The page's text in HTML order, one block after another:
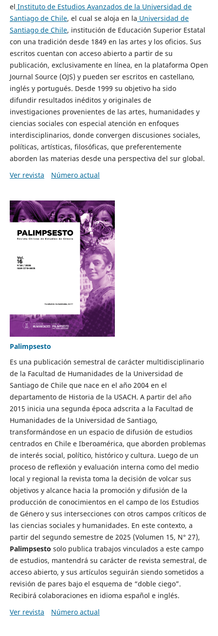
el Instituto de Estudios Avanzados de la Universidad de
Santiago de Chile, el cual se aloja en la Universidad de
Santiago de Chile, institución de Educación Superior Estatal
con una tradición desde 1849 en las artes y los oficios. Sus
escritos cuentan con acceso abierto a partir de su
publicación, exclusivamente en línea, en la plataforma Open
Journal Source (OJS) y pueden ser escritos en castellano,
inglés y portugués. Desde 1999 su objetivo ha sido
difundir resultados inéditos y originales de
investigaciones provenientes de las artes, humanidades y
ciencias sociales con especial atención en enfoques
interdisciplinarios, donde convergen discusiones sociales,
políticas, artísticas, filosóficas, que preferentemente
aborden las materias desde una perspectiva del sur global.
Ver revista
Número actual
Palimpsesto
Es una publicación semestral de carácter multidisciplinario
de la Facultad de Humanidades de la Universidad de
Santiago de Chile que nace en el año 2004 en el
departamento de Historia de la USACH. A partir del año
2015 inicia una segunda época adscrita a la Facultad de
Humanidades de la Universidad de Santiago,
transformándose en un espacio de difusión de estudios
centrados en Chile e Iberoamérica, que aborden problemas
de interés social, político, histórico y cultura. Luego de un
proceso de reflexión y evaluación interna como del medio
local y regional la revista toma la decisión de volcar sus
objetivos y alcance hacia la promoción y difusión de la
producción de conocimientos en el campo de los Estudios
de Género y sus intersecciones con otros campos críticos de
las ciencias sociales y humanidades. En este contexto, a
partir del segundo semestre de 2025 (Volumen 15, N° 27),
Palimpsesto solo publica trabajos vinculados a este campo
de estudios, mantendrá su carácter de revista semestral, de
acceso abierto, y sus artículos seguirán siendo sometidos a
revisión de pares bajo el esquema de “doble ciego”.
Recibirá colaboraciones en idioma español e inglés.
Ver revista
Número actual